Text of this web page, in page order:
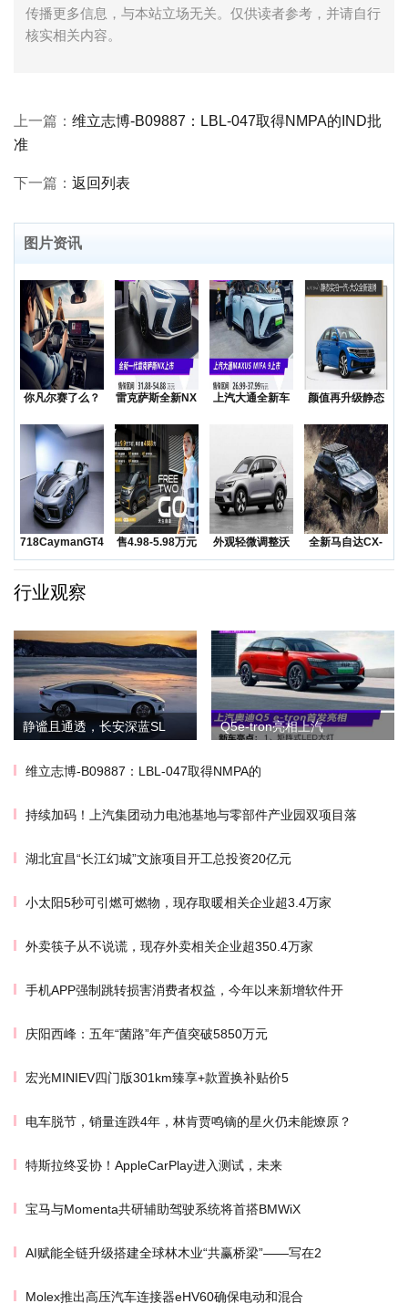
传播更多信息，与本站立场无关。仅供读者参考，并请自行
核实相关内容。
上一篇： 维立志博-B09887：LBL-047取得NMPA的IND批
准
下一篇： 返回列表
图片资讯
你凡尔赛了么？
降价
雷克萨斯全新NX
上汽大通全新车
颜值再升级静态
新
718CaymanGT4RS
领衔
售4.98-5.98万元
五菱Na
外观轻微调整沃
尔沃发布海外版
全新马自达CX-
50越野SUV正
行业观察
静谧且通透，长安深蓝SL Q5e-tron亮相上汽
维立志博-B09887：LBL-047取得NMPA的
持续加码！上汽集团动力电池基地与零部件产业园双项目落
湖北宜昌“长江幻城”文旅项目开工总投资20亿元
小太阳5秒可引燃可燃物，现存取暖相关企业超3.4万家
外卖筷子从不说谎，现存外卖相关企业超350.4万家
手机APP强制跳转损害消费者权益，今年以来新增软件开
庆阳西峰：五年“菌路”年产值突破5850万元
宏光MINIEV四门版301km臻享+款置换补贴价5
电车脱节，销量连跌4年，林肯贾鸣镝的星火仍未能燎原？
特斯拉终妥协！AppleCarPlay进入测试，未来
宝马与Momenta共研辅助驾驶系统将首搭BMWiX
AI赋能全链升级搭建全球林木业“共赢桥梁”——写在2
Molex推出高压汽车连接器eHV60确保电动和混合